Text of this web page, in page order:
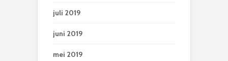
juli 2019
juni 2019
mei 2019